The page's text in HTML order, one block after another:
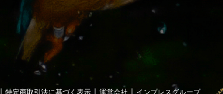
｜ 特定商取引法に基づく表示 ｜ 運営会社 ｜ インプレスグループ